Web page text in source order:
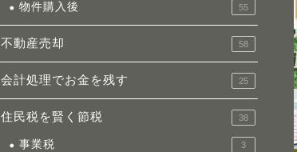
物件購入後 55
不動産売却 58
会計処理でお金を残す 25
住民税を賢く節税 38
事業税 3